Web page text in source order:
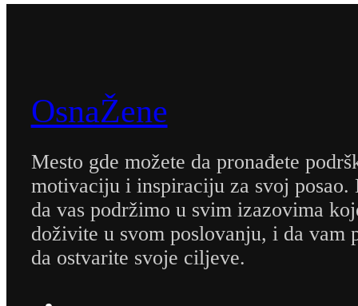
OsnaŽene
Mesto gde možete da pronađete
motivaciju i inspiraciju za svoj posao.
da vas podržimo u svim izazovima
doživite u svom poslovanju, i da vam
da ostvarite svoje ciljeve.